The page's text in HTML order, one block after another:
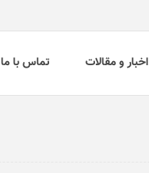
اخبار و مقالات تماس با ما